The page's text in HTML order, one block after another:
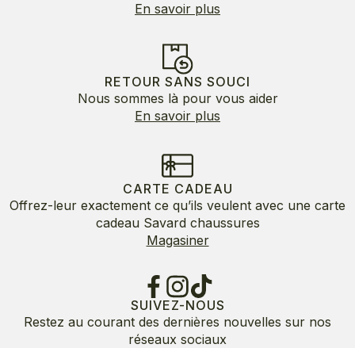
En savoir plus
RETOUR SANS SOUCI
Nous sommes là pour vous aider
En savoir plus
CARTE CADEAU
Offrez-leur exactement ce qu’ils veulent avec une carte
cadeau Savard chaussures
Magasiner
SUIVEZ-NOUS
Restez au courant des dernières nouvelles sur nos
réseaux sociaux